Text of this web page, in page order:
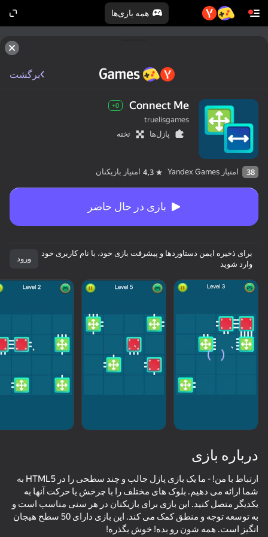
همه بازی‌ها
بارگیری
برگشت
Connect Me
0+
truelisgames
پازل‌ها
تخته
38 امتیاز Yandex Games 4,3 امتیاز بازیکنان
بازی در حال حاضر
برای ذخیره ایمن دستاوردها و پیشرفت بازی خود، با نام کاربری خود
وارد شوید
ورود
درباره بازی
ارتباط با من! - ما یک بازی پازل جالب و چند سطحی را در HTML5 به
شما ارائه می دهیم. بلوک های مختلف را با چرخش یا حرکت آنها به
یکدیگر متصل کنید. این بازی برای بازیکنان در هر سنی مناسب است و
به توسعه توجه و منطق کمک می کند. این بازی دارای 50 سطح هیجان
انگیز است. همه شون رو بده! خوش بگذره!